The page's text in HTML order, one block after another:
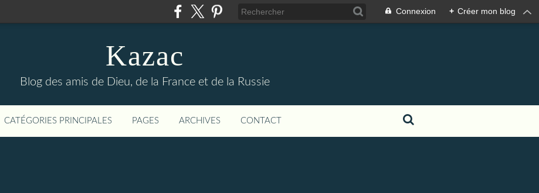
Connexion + Créer mon blog
Kazac
Blog des amis de Dieu, de la France et de la Russie
CATÉGORIES PRINCIPALES PAGES ARCHIVES CONTACT